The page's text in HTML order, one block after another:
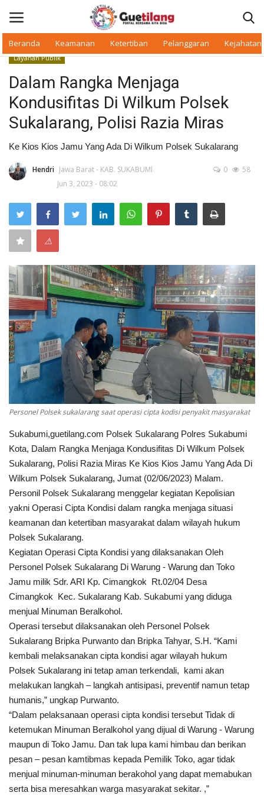
Beranda Keamanan Ketertiban Pelanggaran Kejahatan
Beranda
Makan Bergizi
Pelanggaran
Ketertiban
Keamanan
Kejahatan
Cybers Event
UMKM & Ekonomi Kreatif
Pekerja Migran Indonesia
Ekonomi
Pendidikan
Informasi Journalism
Olahraga
Kesehatan
Layanan Publik
Perempuan/Anak
Layanan Publik
Dalam Rangka Menjaga
Kondusifitas Di Wilkum Polsek
Sukalarang, Polisi Razia Miras
Ke Kios Kios Jamu Yang Ada Di Wilkum Polsek Sukalarang
Hendri Jawa Barat - KAB. SUKABUMI
Jun 3, 2023 - 08:02
0 58
⚠
Personel Polsek sukalarang saat operasi cipta kodisi penyakit masyarakat
Sukabumi,guetilang.com Polsek Sukalarang Polres Sukabumi
Kota, Dalam Rangka Menjaga Kondusifitas Di Wilkum Polsek
Sukalarang, Polisi Razia Miras Ke Kios Kios Jamu Yang Ada Di
Wilkum Polsek Sukalarang, Jumat (02/06/2023) Malam.
Personil Polsek Sukalarang menggelar kegiatan Kepolisian
yakni Operasi Cipta Kondisi dalam rangka menjaga situasi
keamanan dan ketertiban masyarakat dalam wilayah hukum
Polsek Sukalarang.
Kegiatan Operasi Cipta Kondisi yang dilaksanakan Oleh
Personel Polsek Sukalarang Di Warung - Warung dan Toko
Jamu milik Sdr. ARI Kp. Cimangkok Rt.02/04 Desa
Cimangkok Kec. Sukalarang Kab. Sukabumi yang diduga
menjual Minuman Beralkohol.
Operasi tersebut dilaksanakan oleh Personel Polsek
Sukalarang Bripka Purwanto dan Bripka Tahyar, S.H. “Kami
kembali melaksanakan cipta kondisi agar wilayah hukum
Polsek Sukalarang ini tetap aman terkendali, kami akan
melakukan langkah – langkah antisipasi, preventif namun tetap
humanis,” ungkap Purwanto.
“Dalam pelaksanaan operasi cipta kondisi tersebut Tidak di
ketemukan Minuman Beralkohol yang dijual di Warung - Warung
maupun di Toko Jamu. Dan tak lupa kami himbau dan berikan
pesan – pesan kamtibmas kepada Pemilik Toko, agar tidak
menjual minuman-minuman berakohol yang dapat memabukan
serta bisa meresahkan warga masyarakat sekitar. ,”